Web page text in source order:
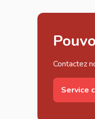
Contactez
Service